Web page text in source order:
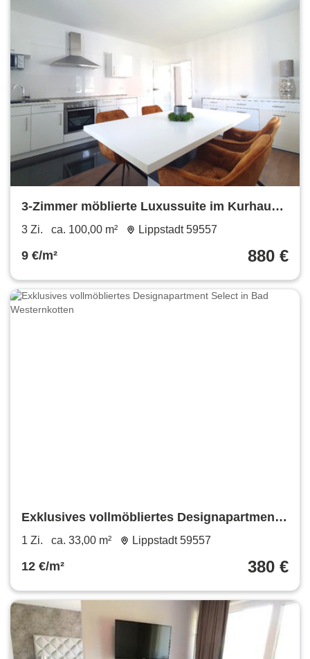
3-Zimmer möblierte Luxussuite im Kurhaus
in Bad Westernkotten
3 Zi. ca. 100,00 m² Lippstadt 59557
9 €/m² 880 €
Exklusives vollmöbliertes Designapartment
Select in Bad Westernkotten
1 Zi. ca. 33,00 m² Lippstadt 59557
12 €/m² 380 €